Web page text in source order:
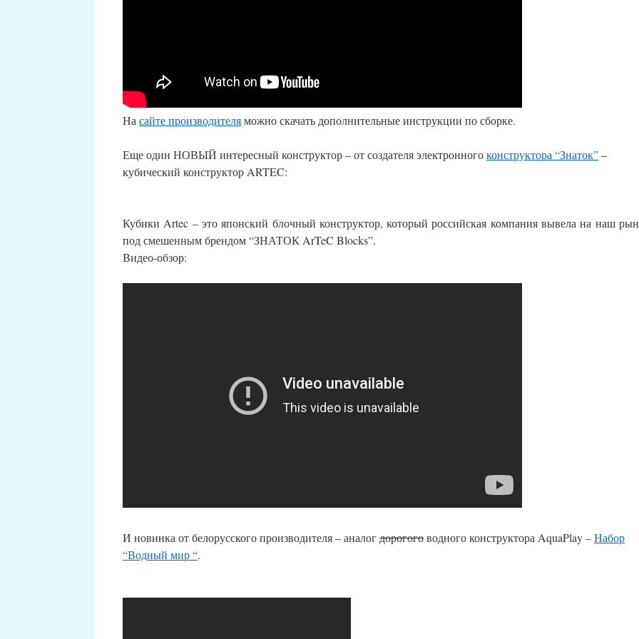
На сайте производителяможно скачать дополнительные инструкции по сборке.
Еще один НОВЫЙ интересный конструктор – от создателя электронногоконструктора “Знаток”–
кубический конструктор ARTEC:
Кубики Artec – это японский блочный конструктор, который российская компания вывела на наш
под смешенным брендом “ЗНАТОК ArTeC Blocks”.
Видео-обзор:
И новинка от белорусского производителя – аналогдорогоговодного конструктора AquaPlay –Набор
“Водный мир “.